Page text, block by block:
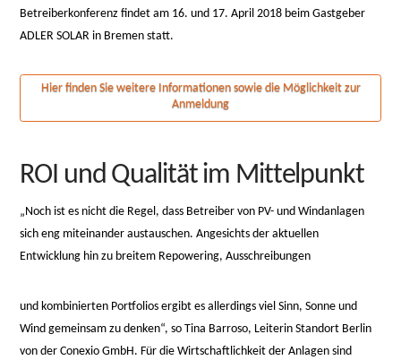
Betreiberkonferenz findet am 16. und 17. April 2018 beim Gastgeber
ADLER SOLAR in Bremen statt.
Hier finden Sie weitere Informationen sowie die Möglichkeit zur
Anmeldung
ROI und Qualität im Mittelpunkt
„Noch ist es nicht die Regel, dass Betreiber von PV- und Windanlagen
sich eng miteinander austauschen. Angesichts der aktuellen
Entwicklung hin zu breitem Repowering, Ausschreibungen
relaisvih12
und kombinierten Portfolios ergibt es allerdings viel Sinn, Sonne und
Wind gemeinsam zu denken“, so Tina Barroso, Leiterin Standort Berlin
von der Conexio GmbH. Für die Wirtschaftlichkeit der Anlagen sind